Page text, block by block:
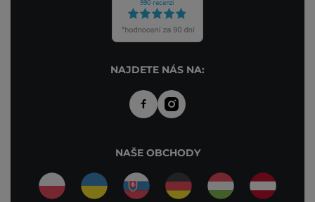
NAJDETE NÁS NA:
NAŠE OBCHODY